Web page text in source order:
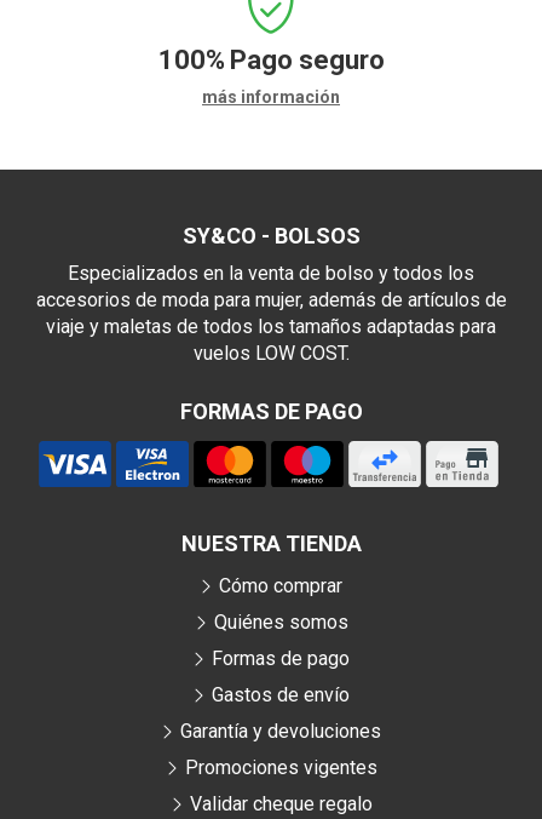
100% Pago seguro
más información
SY&CO - BOLSOS
Especializados en la venta de bolso y todos los
accesorios de moda para mujer, además de artículos de
viaje y maletas de todos los tamaños adaptadas para
vuelos LOW COST.
FORMAS DE PAGO
NUESTRA TIENDA
Cómo comprar
Quiénes somos
Formas de pago
Gastos de envío
Garantía y devoluciones
Promociones vigentes
Validar cheque regalo